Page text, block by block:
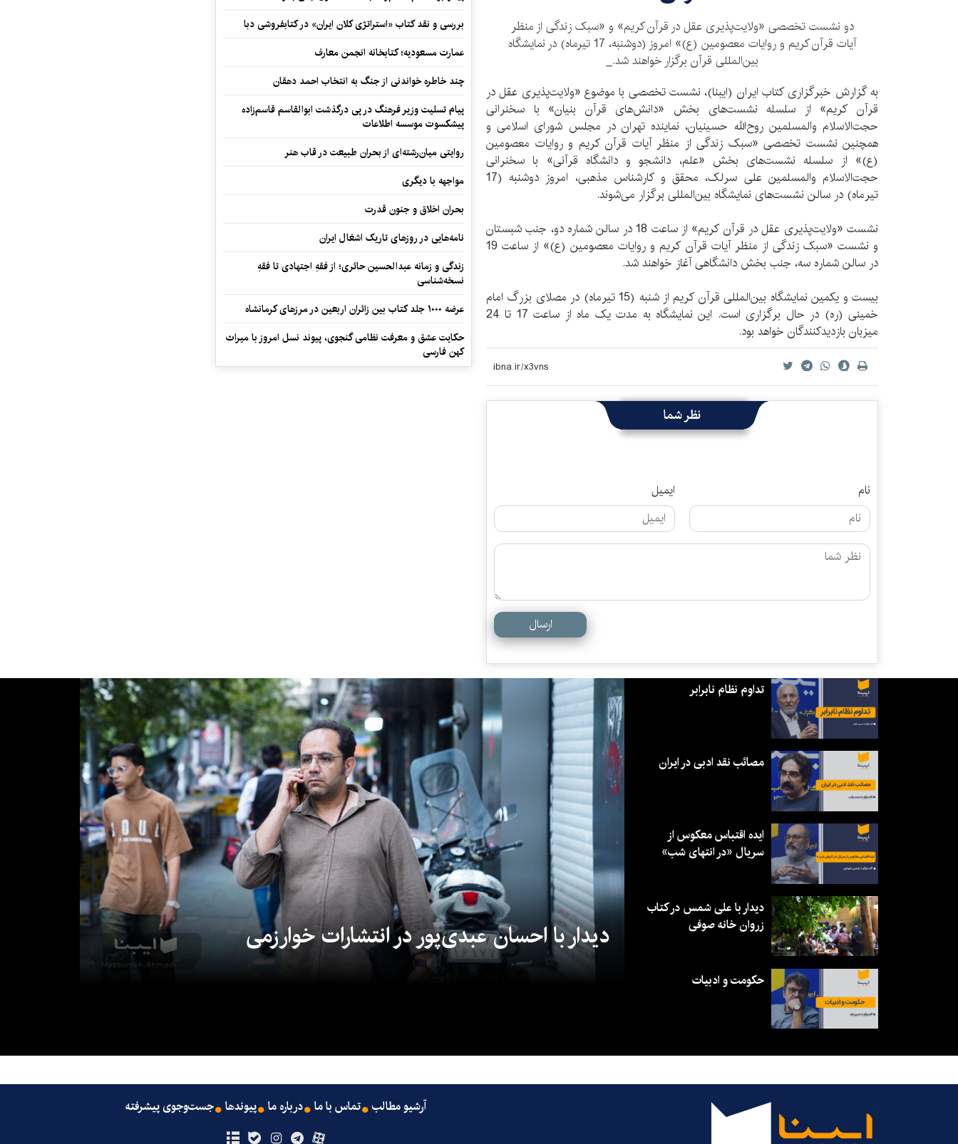
دو نشست تخصصی «ولایت‌پذیری عقل در قرآن کریم» و «سبک زندگی از منظر
آیات قرآن کریم و روایات معصومین (ع)» امروز (دوشنبه، 17 تیر‌ماه) در نمایشگاه
بین‌المللی قرآن برگزار خواهند شد._
به گزارش خبرگزاری کتاب ایران (ایبنا)، نشست تخصصی با موضوع «ولایت‌پذیری عقل در
قرآن کریم» از سلسله نشست‌های بخش «دانش‌های قرآن بنیان» با سخنرانی
حجت‌الاسلام و‌المسلمین روح‌الله حسینیان، نماینده تهران در مجلس شورای اسلامی و
همچنین نشست تخصصی «سبک زندگی از منظر آیات قرآن کریم و روایات معصومین
(ع)» از سلسله نشست‌های بخش «علم، دانشجو و دانشگاه قرآنی» با سخنرانی
حجت‌الاسلام و‌المسلمین علی سرلک، محقق و کارشناس مذهبی، امروز دوشنبه (17
تیر‌ماه) در سالن نشست‌های نمایشگاه بین‌المللی برگزار می‌شوند.
نشست «ولایت‌پذیری عقل در قرآن کریم» از ساعت 18 در سالن شماره دو، جنب شبستان
و نشست «سبک زندگی از منظر آیات قرآن کریم و روایات معصومین (ع)» از ساعت 19
در سالن شماره سه، جنب بخش دانشگاهی آغاز خواهند شد.
بیست و یکمین نمایشگاه بین‌المللی قرآن کریم از شنبه (15 تیر‌ماه) در مصلای بزرگ امام
خمینی (ره) در حال برگزاری است. این نمایشگاه به مدت یک‌ ماه از ساعت 17 تا 24
میزبان بازدیدکنندگان خواهد بود.
نظر شما
نام ایمیل
ارسال
بررسی و نقد کتاب «استراتژی کلان ایران» در کتابفروشی دبا
عمارت مسعودیه؛ کتابخانه انجمن معارف
چند خاطره خواندنی از جنگ به انتخاب احمد دهقان
پیام تسلیت وزیر فرهنگ در پی درگذشت ابوالقاسم قاسم‌زاده
پیشکسوت موسسه اطلاعات
روایتی میان‌رشته‌ای از بحران طبیعت در قاب هنر
مواجهه با دیگری
بحران اخلاق و جنون قدرت
نامه‌هایی در روزهای تاریک اشغال ایران
زندگی و زمانه عبدالحسین حائری؛ از فقهِ اجتهادی تا فقهِ
نسخه‌شناسی
عرضه ۱۰۰۰ جلد کتاب بین زائران اربعین در مرزهای کرمانشاه
حکایت عشق و معرفت نظامی گنجوی، پیوند نسل امروز با میراث
کهن فارسی
دیدار با احسان عبدی‌پور در انتشارات خوارزمی
تداوم نظام نابرابر
مصائب نقد ادبی در ایران
ایده اقتباس معکوس از
سریال «در انتهای شب»
دیدار با علی شمس در کتاب
زروان خانه صوفی
حکومت و ادبیات
آرشیو مطالب تماس با ما درباره ما پیوندها جست‌وجوی پیشرفته